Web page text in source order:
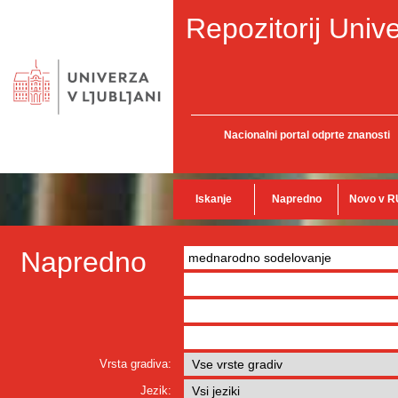
Repozitorij
Nacionalni portal odprte znanosti
Iskanje Napredno Novo v
Napredno
Vrsta gradiva:
Jezik: